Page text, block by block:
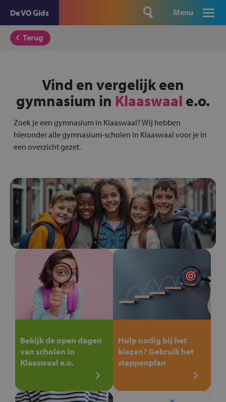
De VO Gids Menu
Terug
Vind en vergelijk een
gymnasium in Klaaswaal e.o.
Zoek je een gymnasium in Klaaswaal? Wij hebben
hieronder alle gymnasium-scholen in Klaaswaal voor je in
een overzicht gezet.
Bekijk de open dagen
van scholen in
Klaaswaal e.o.
Hulp nodig bij het
kiezen? Gebruik het
stappenplan